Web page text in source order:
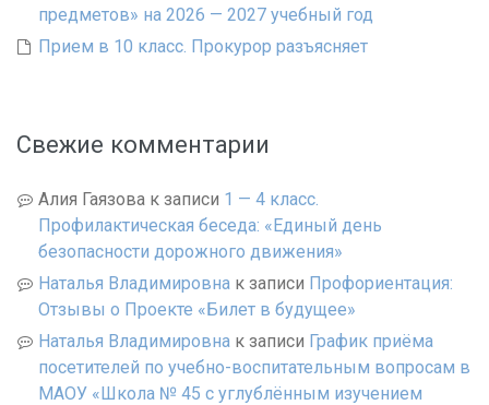
предметов» на 2026 — 2027 учебный год
Прием в 10 класс. Прокурор разъясняет
Свежие комментарии
Алия Гаязова к записи 1 — 4 класс.
Профилактическая беседа: «Единый день
безопасности дорожного движения»
Наталья Владимировна к записи Профориентация:
Отзывы о Проекте «Билет в будущее»
Наталья Владимировна к записи График приёма
посетителей по учебно-воспитательным вопросам в
МАОУ «Школа № 45 с углублённым изучением